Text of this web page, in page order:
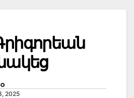
2025